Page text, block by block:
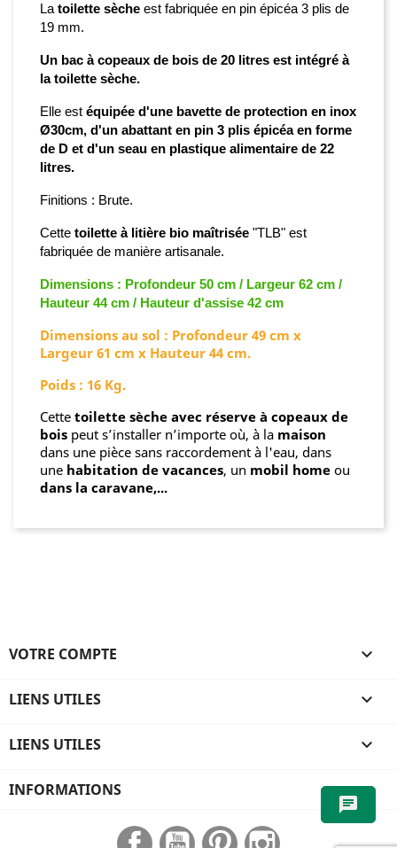
La toilette sèche est fabriquée en pin épicéa 3 plis de
19 mm.
Un bac à copeaux de bois de 20 litres est intégré à
la toilette sèche.
Elle est équipée d'une bavette de protection en inox
Ø30cm, d'un abattant en pin 3 plis épicéa en forme
de D et d'un seau en plastique alimentaire de 22
litres.
Finitions : Brute.
Cette toilette à litière bio maîtrisée "TLB" est
fabriquée de manière artisanale.
Dimensions : Profondeur 50 cm / Largeur 62 cm /
Hauteur 44 cm / Hauteur d'assise 42 cm
Dimensions au sol : Profondeur 49 cm x
Largeur 61 cm x Hauteur 44 cm.
Poids : 16 Kg.
Cette toilette sèche avec réserve à copeaux de
bois peut s’installer n’importe où, à la maison
dans une pièce sans raccordement à l'eau, dans
une habitation de vacances, un mobil home ou
dans la caravane,...
chat
VOTRE COMPTE 
LIENS UTILES 
LIENS UTILES 
INFORMATIONS
FacebookYouTubePinterest